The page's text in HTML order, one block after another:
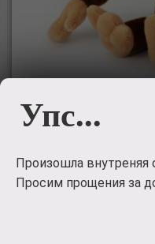
Мартышка
Упс...
Произошла внутреняя
Просим прощения за